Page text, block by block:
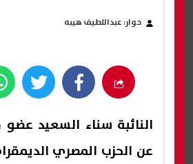
حوار: عبداللطيف هيبه
النائبة سناء السعيد
عن الحزب المصري